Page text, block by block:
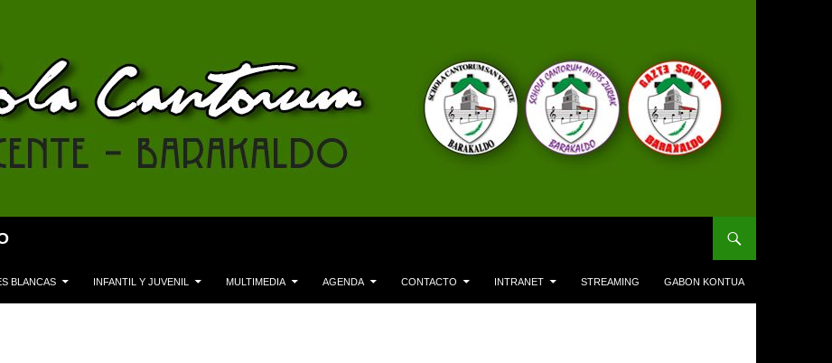
BLANCAS INFANTIL Y JUVENIL MULTIMEDIA AGENDA CONTACTO INTRANET STREAMING GABON KONTUA